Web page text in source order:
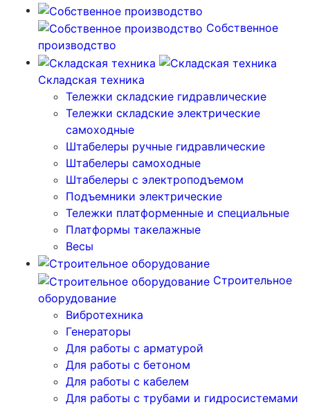
Собственное
производство
Складская техника
Тележки складские гидравлические
Тележки складские электрические
самоходные
Штабелеры ручные гидравлические
Штабелеры самоходные
Штабелеры с электроподъемом
Подъемники электрические
Тележки платформенные и специальные
Платформы такелажные
Весы
Строительное
оборудование
Вибротехника
Генераторы
Для работы с арматурой
Для работы с бетоном
Для работы с кабелем
Для работы с трубами и гидросистемами